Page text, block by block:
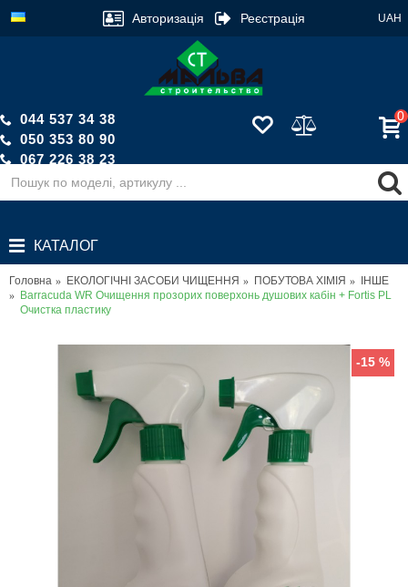
UAH
Авторизація Реєстрація
044 537 34 38
050 353 80 90
067 226 38 23
Зворотній дзвінок
0
КАТАЛОГ
Головна ЕКОЛОГІЧНІ ЗАСОБИ ЧИЩЕННЯ ПОБУТОВА ХІМІЯ
ІНШЕ
Barracuda WR Очищення прозорих поверхонь душових кабін + Fortis PL
Очистка пластику
-15 %